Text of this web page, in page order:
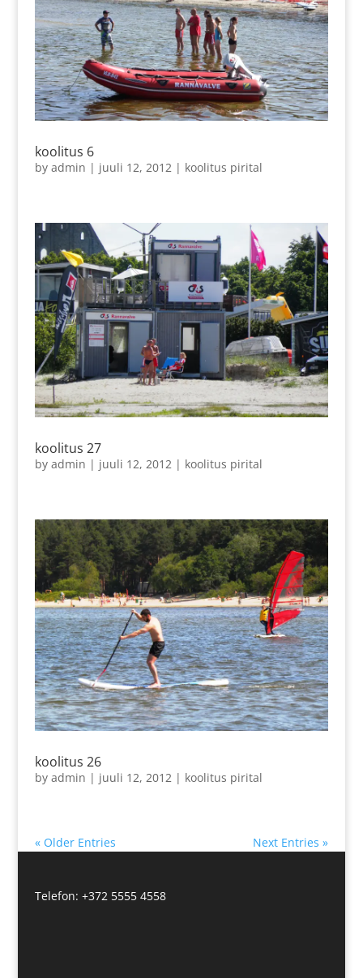
koolitus 6
by admin | juuli 12, 2012 | koolitus pirital
koolitus 27
by admin | juuli 12, 2012| koolitus pirital
koolitus 26
by admin | juuli 12, 2012 | koolitus pirital
« Older Entries Next Entries »
Telefon: +372 5555 4558